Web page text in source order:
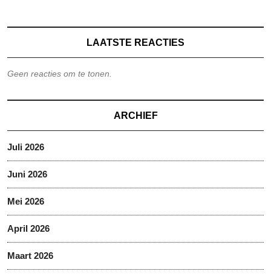
LAATSTE REACTIES
Geen reacties om te tonen.
ARCHIEF
Juli 2026
Juni 2026
Mei 2026
April 2026
Maart 2026